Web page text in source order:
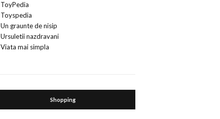
ToyPedia
Toyspedia
Un graunte de nisip
Ursuletii nazdravani
Viata mai simpla
Shopping